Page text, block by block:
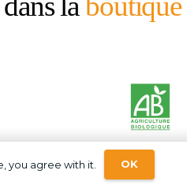
you agree with it. OK